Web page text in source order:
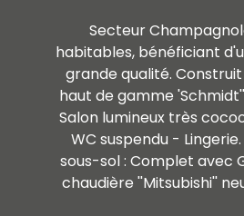
Secteur
habitables, bénéficiant
grande qualité.
haut de gamme
Salon lumineux très
WC suspendu -
sous-sol : Complet avec
chaudière ''Mitsubishi''